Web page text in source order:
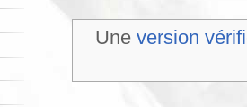
Une version